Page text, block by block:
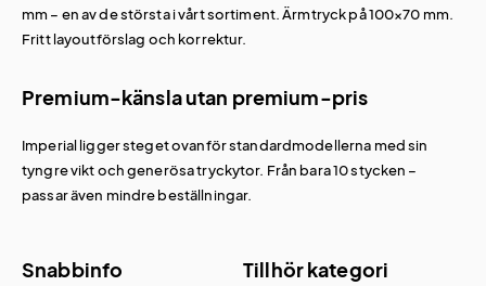
mm – en av de största i vårt sortiment. Ärmtryck på 100×70 mm.
Fritt layoutförslag och korrektur.
Premium-känsla utan premium-pris
Imperial ligger steget ovanför standardmodellerna med sin
tyngre vikt och generösa tryckytor. Från bara 10 stycken –
passar även mindre beställningar.
Snabbinfo Tillhör kategori